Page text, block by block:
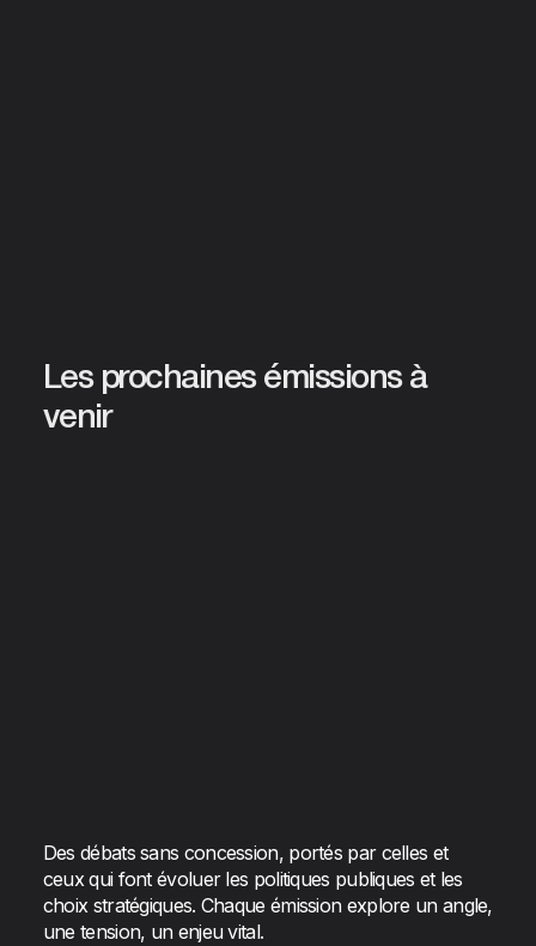
Les prochaines émissions à
venir
Des débats sans concession, portés par celles et
ceux qui font évoluer les politiques publiques et les
choix stratégiques. Chaque émission explore un angle,
une tension, un enjeu vital.